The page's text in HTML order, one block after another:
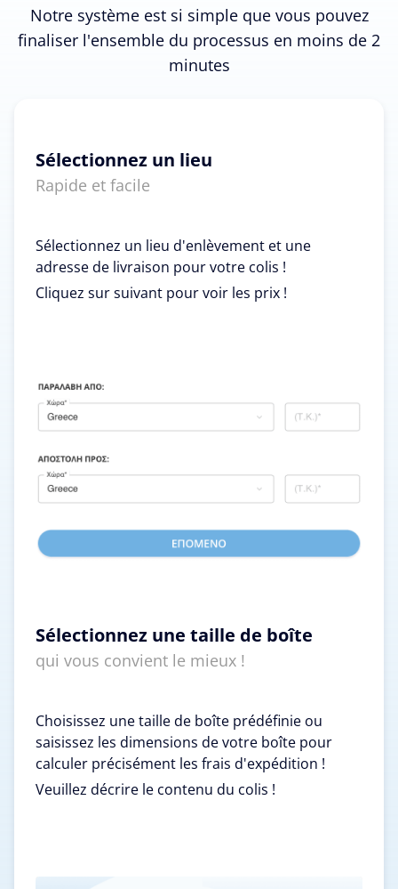
Notre système est si simple que vous pouvez
finaliser l'ensemble du processus en moins de 2
minutes
Sélectionnez un lieu
Rapide et facile
Sélectionnez un lieu d'enlèvement et une
adresse de livraison pour votre colis !
Cliquez sur suivant pour voir les prix !
Sélectionnez une taille de boîte
qui vous convient le mieux !
Choisissez une taille de boîte prédéfinie ou
saisissez les dimensions de votre boîte pour
calculer précisément les frais d'expédition !
Veuillez décrire le contenu du colis !